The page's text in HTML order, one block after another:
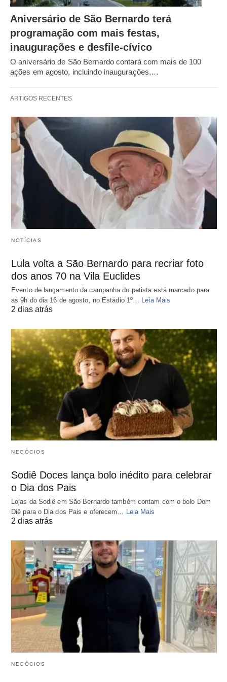
Aniversário de São Bernardo terá
programação com mais festas,
inaugurações e desfile-cívico
O aniversário de São Bernardo contará com mais de 100
ações em agosto, incluindo inaugurações,…
ARTIGOS RECENTES
NOTÍCIAS
Lula volta a São Bernardo para recriar foto
dos anos 70 na Vila Euclides
Evento de lançamento da campanha do petista está marcado para
as 9h do dia 16 de agosto, no Estádio 1º…
Leia Mais
2 dias atrás
NEGÓCIOS
Sodiê Doces lança bolo inédito para celebrar
o Dia dos Pais
Lojas da Sodiê em São Bernardo também contam com o bolo Dom
Diê para o Dia dos Pais e oferecem… Leia Mais
2 dias atrás
NEGÓCIOS